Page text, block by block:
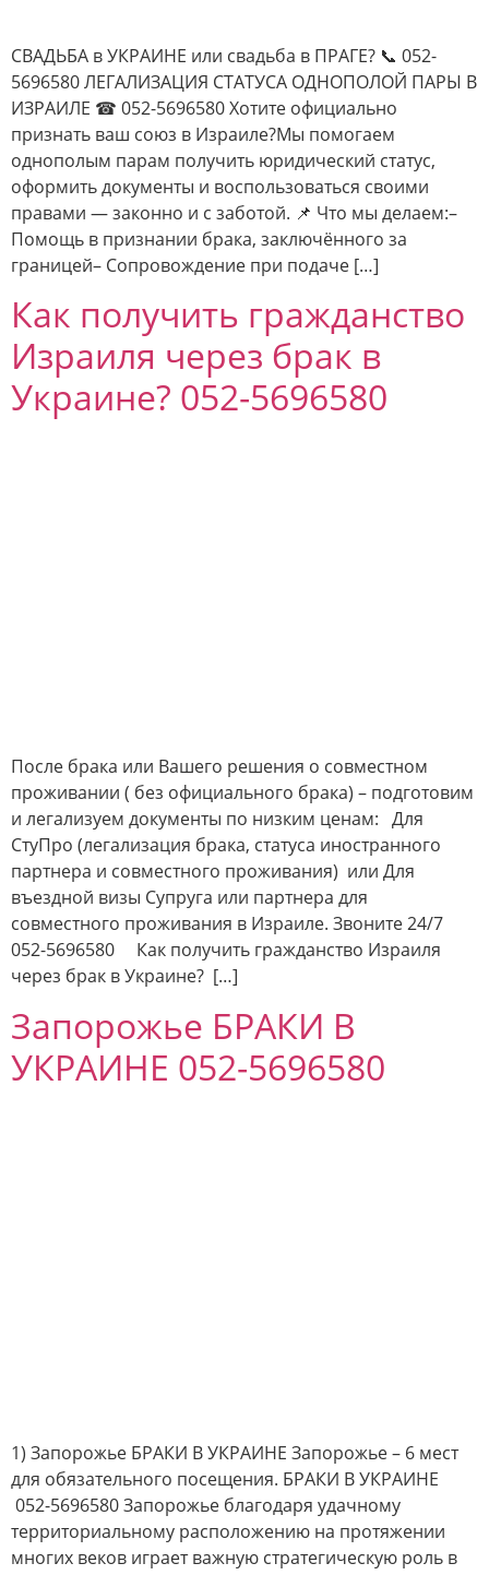
СВАДЬБА в УКРАИНЕ или свадьба в ПРАГЕ? 📞 052-
5696580 ЛЕГАЛИЗАЦИЯ СТАТУСА ОДНОПОЛОЙ ПАРЫ В
ИЗРАИЛЕ ☎ 052-5696580 Хотите официально
признать ваш союз в Израиле?Мы помогаем
однополым парам получить юридический статус,
оформить документы и воспользоваться своими
правами — законно и с заботой. 📌 Что мы делаем:–
Помощь в признании брака, заключённого за
границей– Сопровождение при подаче […]
Как получить гражданство
Израиля через брак в
Украине? 052-5696580
После брака или Вашего решения о совместном
проживании ( без официального брака) – подготовим
и легализуем документы по низким ценам: Для
СтуПро (легализация брака, статуса иностранного
партнера и совместного проживания) или Для
въездной визы Супруга или партнера для
совместного проживания в Израиле. Звоните 24/7
052-5696580 Как получить гражданство Израиля
через брак в Украине? […]
Запорожье БРАКИ В
УКРАИНЕ 052-5696580
1) Запорожье БРАКИ В УКРАИНЕ Запорожье – 6 мест
для обязательного посещения. БРАКИ В УКРАИНЕ
052-5696580 Запорожье благодаря удачному
территориальному расположению на протяжении
многих веков играет важную стратегическую роль в